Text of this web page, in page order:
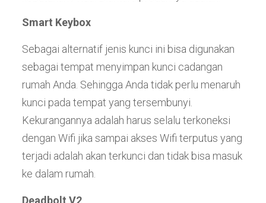
Smart Keybox
Sebagai alternatif jenis kunci ini bisa digunakan
sebagai tempat menyimpan kunci cadangan
rumah Anda. Sehingga Anda tidak perlu menaruh
kunci pada tempat yang tersembunyi.
Kekurangannya adalah harus selalu terkoneksi
dengan Wifi jika sampai akses Wifi terputus yang
terjadi adalah akan terkunci dan tidak bisa masuk
ke dalam rumah.
Deadbolt V2